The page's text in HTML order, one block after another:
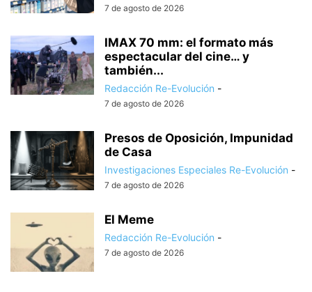
7 de agosto de 2026
IMAX 70 mm: el formato más
espectacular del cine… y
también...
Redacción Re-Evolución -
7 de agosto de 2026
Presos de Oposición, Impunidad
de Casa
Investigaciones Especiales Re-Evolución -
7 de agosto de 2026
El Meme
Redacción Re-Evolución -
7 de agosto de 2026